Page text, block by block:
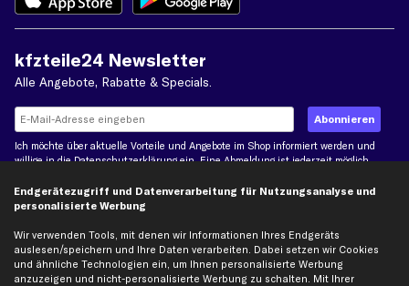
kfzteile24 Newsletter
Alle Angebote, Rabatte & Specials.
Ich möchte über aktuelle Vorteile und Angebote im Shop informiert werden und
willige in dieDatenschutzerklärungein. Eine Abmeldung ist jederzeit möglich.
Zahlungsarten
Rechnung Lastschrift Kreditkarte
Endgerätezugriff und Datenverarbeitung für Nutzungsanalyse und
personalisierte Werbung
Wir verwenden Tools, mit denen wir Informationen Ihres Endgeräts
auslesen/speichern und Ihre Daten verarbeiten. Dabei setzen wir Cookies
und ähnliche Technologien ein, um Ihnen personalisierte Werbung
anzuzeigen und nicht-personalisierte Werbung zu schalten. Mit Ihrer